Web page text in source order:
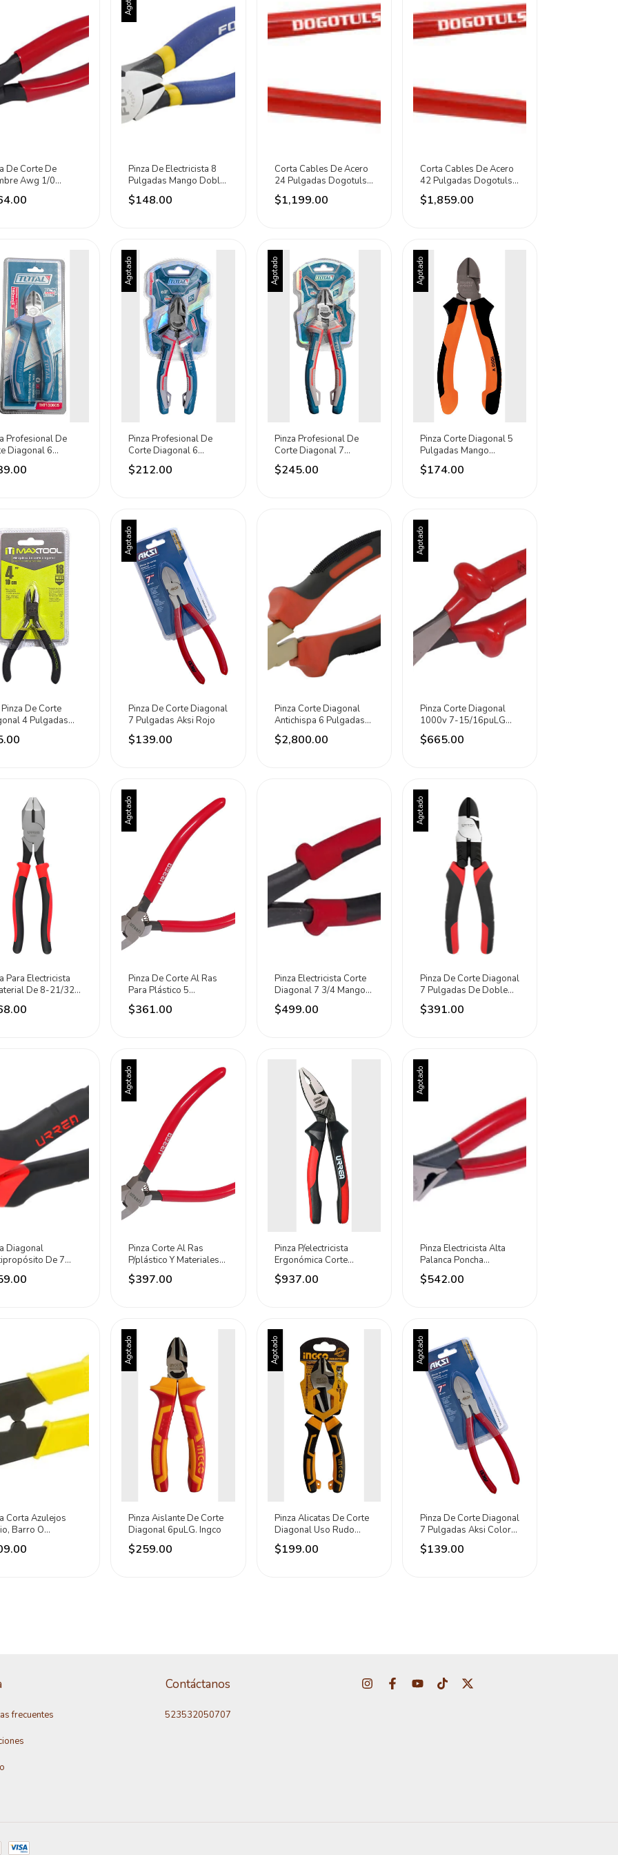
De Corte De
Awg 1/0
9-1/4puLG
Rojo
Pinza De Electricista 8
Pulgadas Mango Doble
Plastisol Foy
$148.00
Corta Cables De Acero
24 Pulgadas Dogotuls
Rojo
$1,199.00
Corta Cables De Acero
42 Pulgadas Dogotuls
Rojo
$1,859.00
Profesional De
Diagonal 6
Total
Agotado
Pinza Profesional De
Corte Diagonal 6
Pulgadas Total
Turquesa
$212.00
Agotado
Pinza Profesional De
Corte Diagonal 7
Pulgadas Total
Turquesa
$245.00
Agotado
Pinza Corte Diagonal 5
Pulgadas Mango
Comfort Grip Truper
$174.00
De Corte
4 Pulgadas
Negro
Agotado
Pinza De Corte Diagonal
7 Pulgadas Aksi Rojo
$139.00
Pinza Corte Diagonal
Antichispa 6 Pulgadas
Urrea
$2,800.00
Agotado
Pinza Corte Diagonal
1000v 7-15/16puLG
Extrapesado Urrea
$665.00
Para Electricista
De 8-21/32
Urrea Negro &
Agotado
Pinza De Corte Al Ras
Para Plástico 5
Pulgadas Marca Urrea
$361.00
Pinza Electricista Corte
Diagonal 7 3/4 Mango
Marca Urrea
$499.00
Agotado
Pinza De Corte Diagonal
7 Pulgadas De Doble
Palanca Urrea
$391.00
Diagonal
De 7
Cromo-níquel
Negro & Rojo
Agotado
Pinza Corte Al Ras
P/plástico Y Materiales
No Ferrosos Urrea
$397.00
Pinza P/electricista
Ergonómica Corte
Lateral 7-1/2 Urrea
Rojo
$937.00
Agotado
Pinza Electricista Alta
Palanca Poncha
Terminal 9-5/16 Urrea
$542.00
Corta Azulejos
Barro O
8 Surtek
Agotado
Pinza Aislante De Corte
Diagonal 6puLG. Ingco
$259.00
Agotado
Pinza Alicatas De Corte
Diagonal Uso Rudo
Ingco Negro
$199.00
Agotado
Pinza De Corte Diagonal
7 Pulgadas Aksi Color
Rojo
$139.00
frecuentes
Contáctanos
523532050707